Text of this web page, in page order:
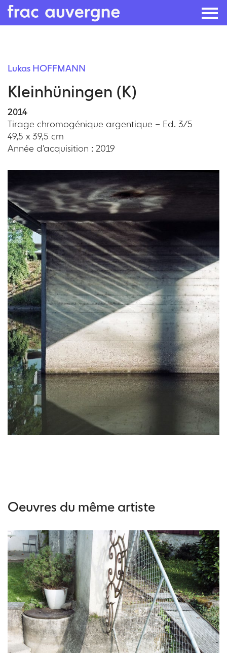
content
Lukas HOFFMANN
Kleinhüningen (K)
2014
Tirage chromogénique argentique – Ed. 3/5
49,5 x 39,5 cm
Année d'acquisition : 2019
Oeuvres du même artiste